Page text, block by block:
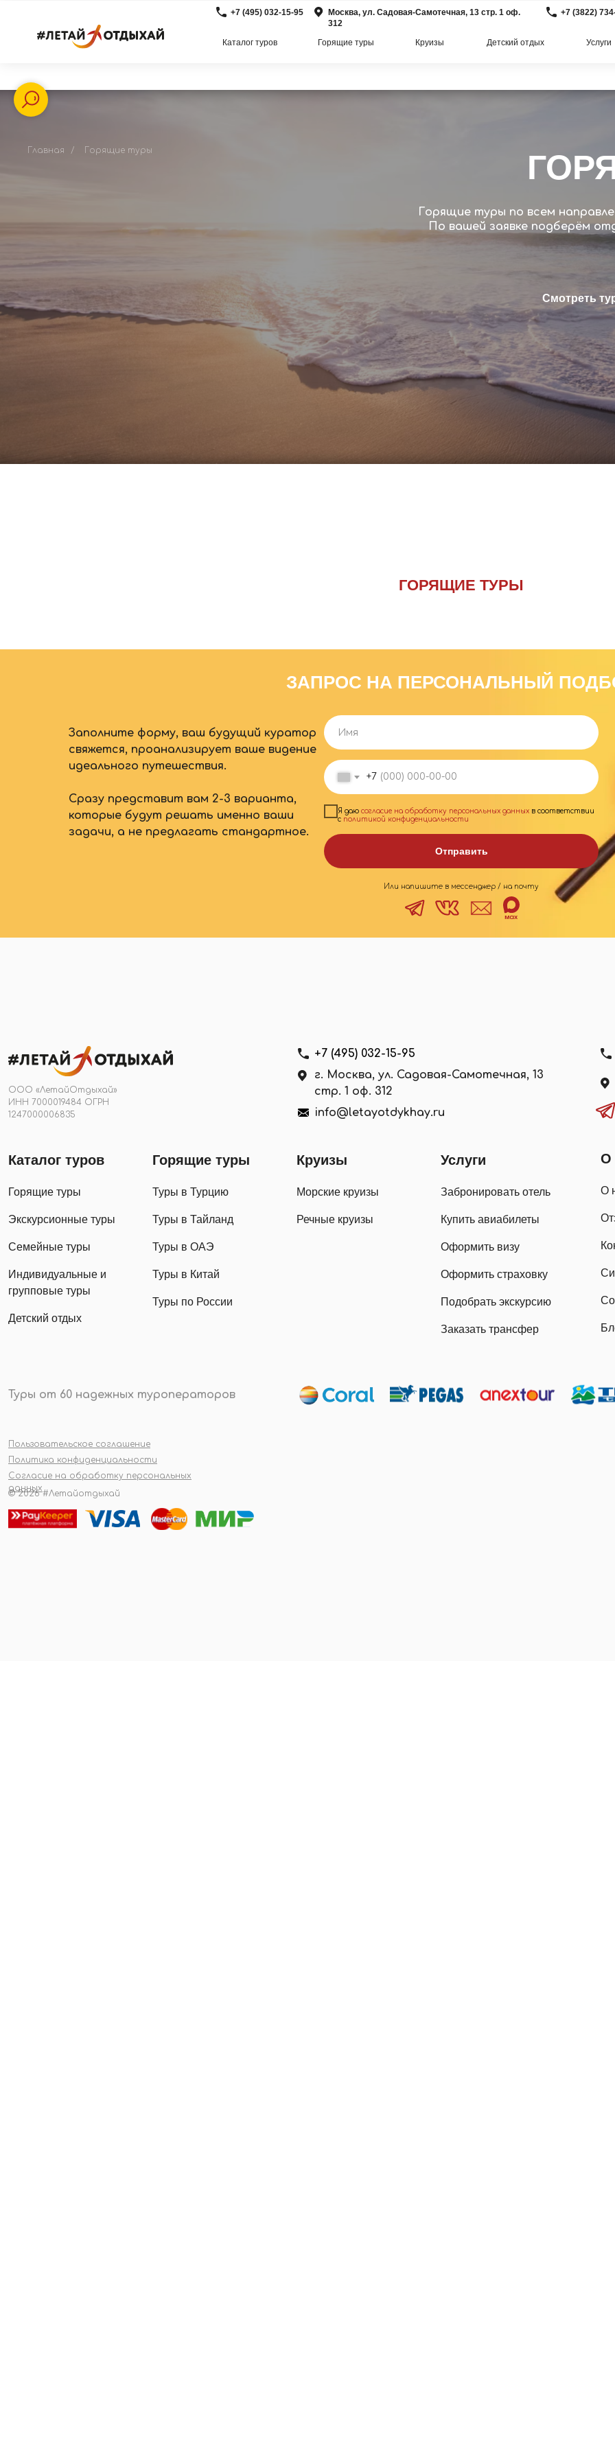
Услуги
Детский отдых
Круизы
Горящие туры
Каталог туров
+7 (3822)
Москва, ул. Садовая-Самотечная, 13 стр. 1 оф.
312
+7 (495) 032-15-95
Главная / Горящие туры
Горящие туры по всем
По вашей заявке подберём
Смотреть
ГОРЯЩИЕ ТУРЫ
Или напишите в мессенджер / на почту
ЗАПРОС НА ПЕРСОНАЛЬНЫЙ
Заполните форму, ваш будущий куратор
свяжется, проанализирует ваше видение
идеального путешествия.
Сразу представит вам 2-3 варианта,
которые будут решать именно ваши
задачи, а не предлагать стандартное.
+7
Я даю согласие на обработку персональных данных в соответствии
с политикой конфиденциальности
Отправить
© 2026 #Летайотдыхай
+7 (495) 032-15-95
info@letayotdykhay.ru
г. Москва, ул. Садовая-Самотечная, 13
стр. 1 оф. 312
Согласие на обработку персональных
данных
Политика конфиденциальности
Пользовательское соглашение
ООО «ЛетайОтдыхай»
ИНН 7000019484 ОГРН
1247000006835
Каталог туров
Горящие туры
Экскурсионные туры
Семейные туры
Индивидуальные и
групповые туры
Детский отдых
Горящие туры
Туры в Турцию
Туры в Тайланд
Туры в ОАЭ
Туры в Китай
Туры по России
Круизы
Морские круизы
Речные круизы
Услуги
Забронировать отель
Купить авиабилеты
Оформить визу
Оформить страховку
Подобрать экскурсию
Заказать трансфер
О
О
Туры от 60 надежных туроператоров